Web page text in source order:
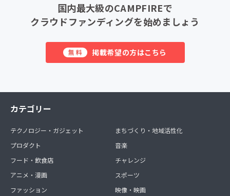
国内最大級のCAMPFIREで
クラウドファンディングを始めましょう
無料 掲載希望の方はこちら
カテゴリー
テクノロジー・ガジェット
プロダクト
フード・飲食店
アニメ・漫画
ファッション
まちづくり・地域活性化
音楽
チャレンジ
スポーツ
映像・映画